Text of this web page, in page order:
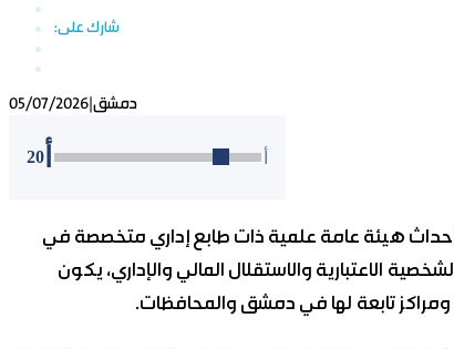
05/07/2026 دمشق
20
الشرع المرسوم رقم 146 لعام 2026 القاضي بإحداث هيئة عامة علمية ذات طابع إداري متخصصة في
الاعتبارية والاستقلال المالي والإداري، يكون
تابعة لها في دمشق والمحافظات.